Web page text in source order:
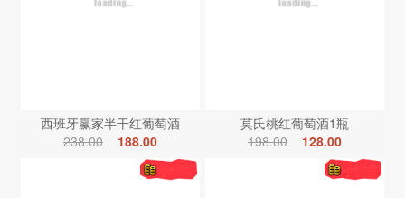
西班牙赢家半干红葡萄酒
238.00
188.00
莫氏桃红葡萄酒1瓶
198.00
128.00